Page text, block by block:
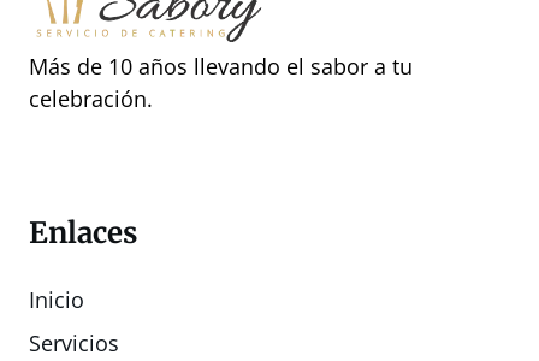
Más de 10 años llevando el sabor a tu
celebración.
Enlaces
Inicio
Servicios